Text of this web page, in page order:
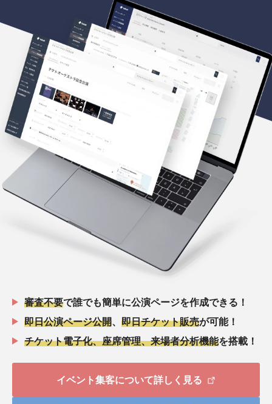
審査不要で誰でも簡単に公演ページを作成できる！
即日公演ページ公開
即日チケット販売が可能！
チケット電子化、座席管理、来場者分析機能を搭載！
イベント集客について詳しく見る